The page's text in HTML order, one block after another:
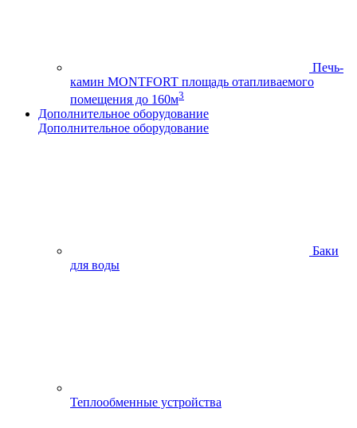
Печь-
камин MONTFORT площадь отапливаемого
помещения до 160м3
Дополнительное оборудование
Дополнительное оборудование
Баки
для воды
Теплообменные устройства